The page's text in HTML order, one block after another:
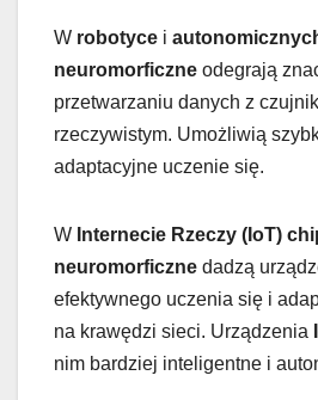
W robotyce i
neuromorficzne odegrają
przetwarzaniu danych z
rzeczywistym. Umożliwią
adaptacyjne uczenie się.
W Internecie Rzeczy (IoT)
neuromorficzne dadzą
efektywnego uczenia się i
na krawędzi sieci. Urządzenia
nim bardziej inteligentne i